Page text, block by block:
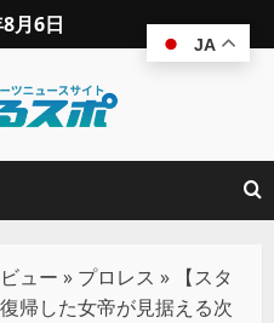
月6日
ュー » プロレス »
【スタ
帰した女帝が見据える次
JA